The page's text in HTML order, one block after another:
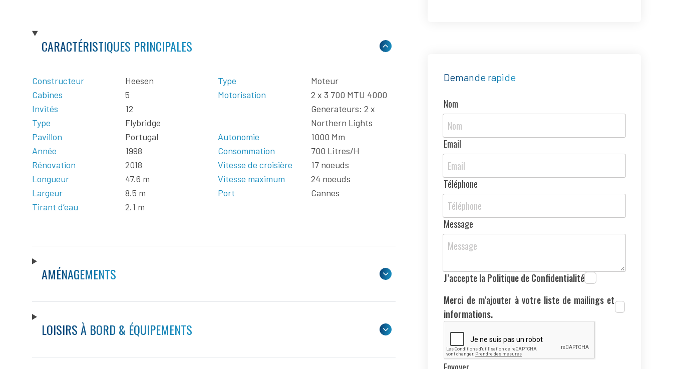
CARACTÉRISTIQUES PRINCIPALES
Constructeur
Heesen
Cabines
5
Invités
12
Type
Flybridge
Pavillon
Portugal
Année
1998
Rénovation
2018
Longueur
47.6 m
Largeur
8.5 m
Tirant d’eau
2.1 m
Type
Moteur
Motorisation
2 x 3 700 MTU 4000
Generateurs: 2 x
Northern Lights
Autonomie
1000 Mm
Consommation
700 Litres/H
Vitesse de croisière
17 noeuds
Vitesse maximum
24 noeuds
Port
Cannes
AMÉNAGEMENTS
LOISIRS À BORD & ÉQUIPEMENTS
Demande rapide
Nom
Email
Téléphone
Message
J’accepte la Politique de Confidentialité
Merci de m’ajouter à votre liste de mailings et
informations.